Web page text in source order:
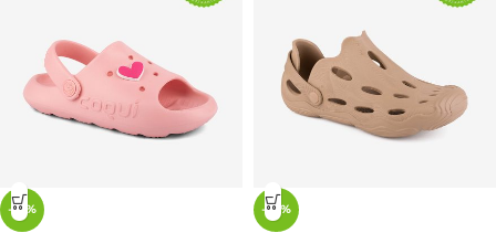
-53% -20%